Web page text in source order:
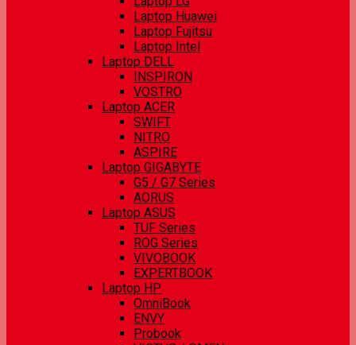
Laptop Huawei
Laptop Fujitsu
Laptop Intel
Laptop DELL
INSPIRON
VOSTRO
Laptop ACER
SWIFT
NITRO
ASPIRE
Laptop GIGABYTE
G5 / G7 Series
AORUS
Laptop ASUS
TUF Series
ROG Series
VIVOBOOK
EXPERTBOOK
Laptop HP
OmniBook
ENVY
Probook